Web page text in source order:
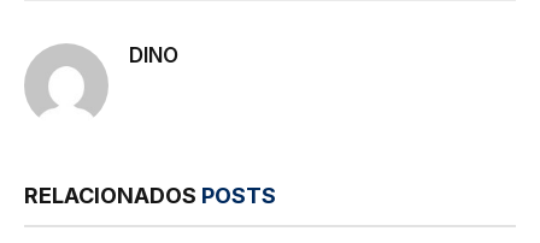
DINO
RELACIONADOS POSTS